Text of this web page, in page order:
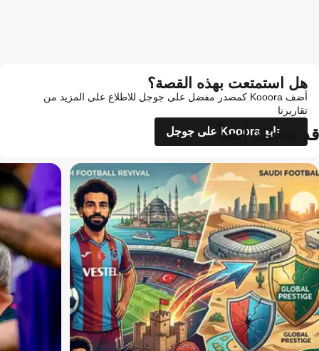
هل استمتعت بهذه القصة؟
أضف Kooora كمصدر مفضل على جوجل للاطلاع على المزيد من
تقاريرنا
تابع Kooora على جوجل
قد يعجبك أيضاً